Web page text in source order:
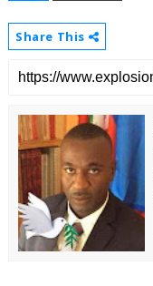
Share This